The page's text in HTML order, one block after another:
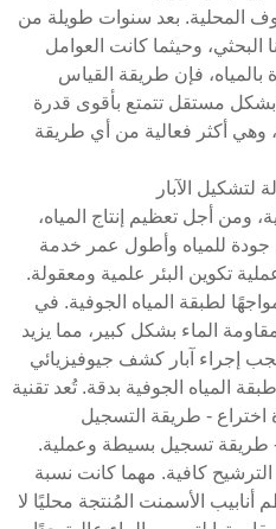
المحلية. بعد سنوات طويلة من
وحيثما كانت العوامل
بالمياه، فإن طريقة القياس
بشكل مستقل تتمتع بأقوى قدرة
وهي أكثر فعالية من أي طريقة
أجل تعظيم إنتاج المياه،
للمياه وأطول عمر خدمة
تكوين البئر علمية ومعقولة.
لطبقة المياه الجوفية. في
الماء بشكل كبير، مما يزيد
إجراء آبار كشف جيوفيزيائي
المياه الجوفية بدقة. تُعد تقنية
اختراع - طريقة التسجيل
- طريقة تسجيل بسيطة وعملية.
كافية. مهما كانت نسبة
تقل عن ١٠٪. معظم أنابيب الأسمنت المُنتجة محليًا لا